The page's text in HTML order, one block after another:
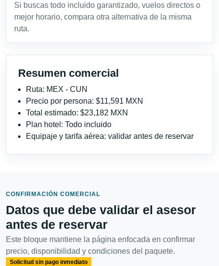
Si buscas todo incluido garantizado, vuelos directos o
mejor horario, compara otra alternativa de la misma
ruta.
Resumen comercial
Ruta: MEX - CUN
Precio por persona: $11,591 MXN
Total estimado: $23,182 MXN
Plan hotel: Todo incluido
Equipaje y tarifa aérea: validar antes de reservar
CONFIRMACIÓN COMERCIAL
Datos que debe validar el asesor
antes de reservar
Este bloque mantiene la página enfocada en confirmar
precio, disponibilidad y condiciones del paquete.
Solicitud sin pago inmediato